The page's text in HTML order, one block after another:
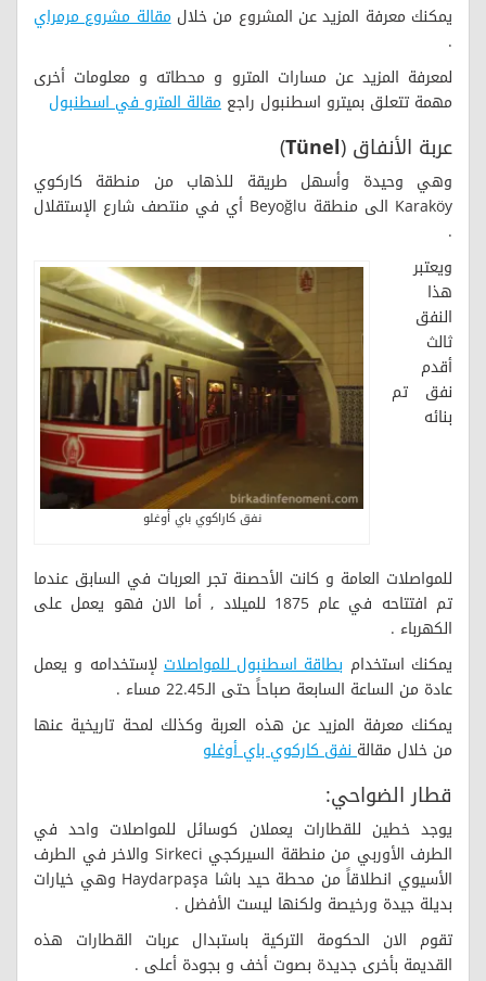
يمكنك معرفة المزيد عن المشروع من خلالمقالة مشروع مرمراي
.
لمعرفة المزيد عن مسارات المترو و محطاته و معلومات أخرى
مهمة تتعلق بميترو اسطنبول راجع مقالة المترو في اسطنبول
عربة الأنفاق (Tünel
)
وهي وحيدة وأسهل طريقة للذهاب من منطقة كاركوي
Karaköy الى منطقة Beyoğlu أي في منتصف شارع الإستقلال
.
نفق كاراكوي باي أوغلو
ويعتبر
هذا
النفق
ثالث
أقدم
نفق تم
بنائه
للمواصلات العامة و كانت الأحصنة تجر العربات في السابق عندما
تم افتتاحه في عام 1875 للميلاد , أما الان فهو يعمل على
الكهرباء .
يمكنك استخدام بطاقة اسطنبول للمواصلاتلإستخدامه و يعمل
عادة من الساعة السابعة صباحاً حتى الـ22.45 مساء .
يمكنك معرفة المزيد عن هذه العربة وكذلك لمحة تاريخية عنها
من خلال مقالةنفق كاركوي باي أوغلو
قطار الضواحي:
يوجد خطين للقطارات يعملان كوسائل للمواصلات واحد في
الطرف الأوربي من منطقة السيركجي Sirkeci والاخر في الطرف
الأسيوي انطلاقاً من محطة حيد باشا Haydarpaşa وهي خيارات
بديلة جيدة ورخيصة ولكنها ليست الأفضل .
تقوم الان الحكومة التركية باستبدال عربات القطارات هذه
القديمة بأخرى جديدة بصوت أخف و بجودة أعلى .